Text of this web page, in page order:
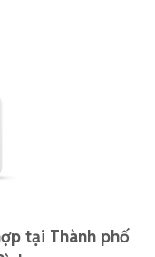
tại Thành phố